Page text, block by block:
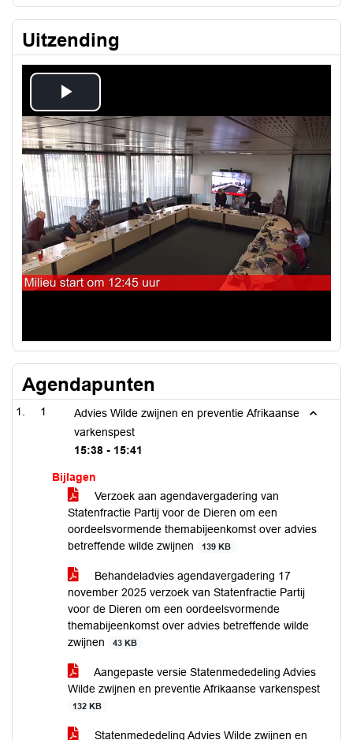
Uitzending
Play
Video
Agendapunten
1
Advies Wilde zwijnen en preventie Afrikaanse
varkenspest
15:38 - 15:41
Bijlagen
Verzoek aan agendavergadering van
Statenfractie Partij voor de Dieren om een
oordeelsvormende themabijeenkomst over advies
betreffende wilde zwijnen
139 KB
Behandeladvies agendavergadering 17
november 2025 verzoek van Statenfractie Partij
voor de Dieren om een oordeelsvormende
themabijeenkomst over advies betreffende wilde
zwijnen
43 KB
Aangepaste versie Statenmededeling Advies
Wilde zwijnen en preventie Afrikaanse varkenspest
132 KB
Statenmededeling Advies Wilde zwijnen en